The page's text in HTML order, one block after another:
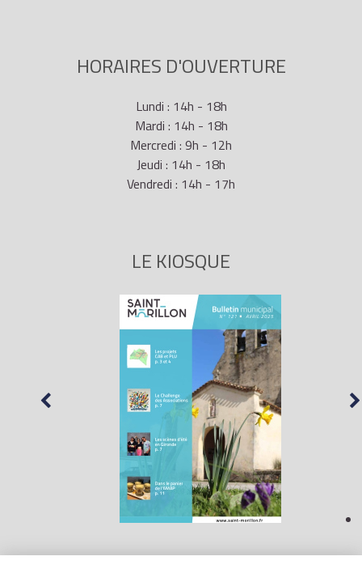
HORAIRES D'OUVERTURE
Lundi : 14h - 18h
Mardi : 14h - 18h
Mercredi : 9h - 12h
Jeudi : 14h - 18h
Vendredi : 14h - 17h
LE KIOSQUE